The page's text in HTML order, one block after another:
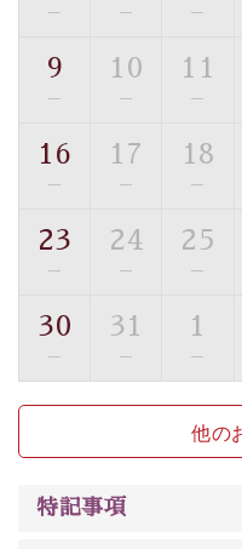
■貸切温泉風呂 （40分
む貸切温泉風呂です。
【旅】
豊富な知識を持ったド
案内します。
事前ご予
※交通規制などにより運
※年末年始及び御柱祭前
以上がプラン内容です。
上諏訪温泉“しんゆ”な
清らかな源泉、
みを感じていただける
— — —
9
—
10
—
11
—
16
—
17
—
18
—
23
—
24
—
25
—
30
—
31
—
1
—
他の
特記事項